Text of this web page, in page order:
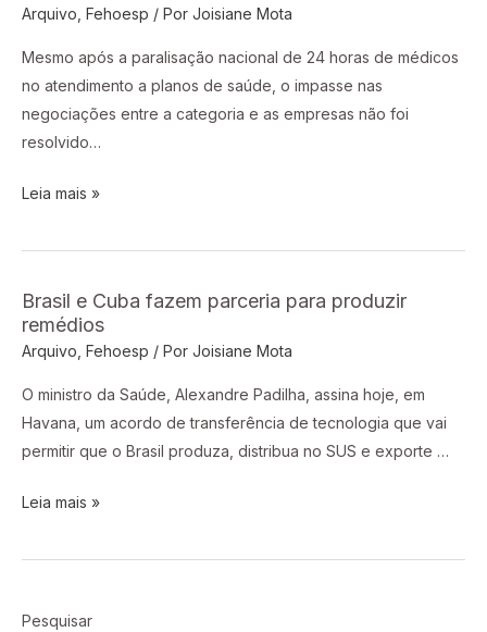
Arquivo Fehoesp / Por Joisiane Mota
Mesmo após a paralisação nacional de 24 horas de médicos
no atendimento a planos de saúde, o impasse nas
negociações entre a categoria e as empresas não foi
resolvido…
não
médico
plano
Leia mais »
Brasil e Cuba fazem parceria para produzir
remédios
Arquivo, Fehoesp / Por Joisiane Mota
O ministro da Saúde, Alexandre Padilha, assina hoje, em
Havana, um acordo de transferência de tecnologia que vai
permitir que o Brasil produza, distribua no SUS e exporte …
Brasil
e
Cuba
fazem
parceria
remédios
Leia mais »
Pesquisar